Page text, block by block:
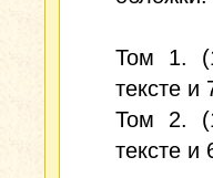
Том 1.
тексте и
Том 2.
тексте и